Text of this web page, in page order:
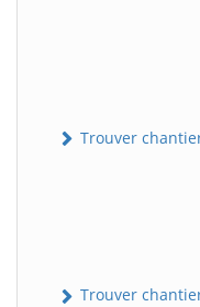
Trouver
Trouver